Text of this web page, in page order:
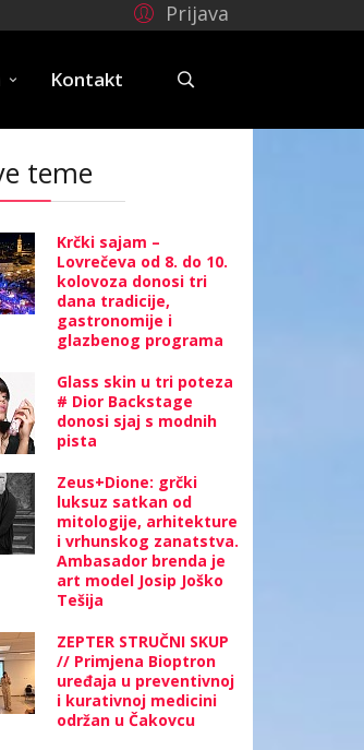
Prijava
Kontakt
teme
Krčki sajam –
Lovrečeva od 8. do 10.
kolovoza donosi tri
dana tradicije,
gastronomije i
glazbenog programa
Glass skin u tri poteza
# Dior Backstage
donosi sjaj s modnih
pista
Zeus+Dione: grčki
luksuz satkan od
mitologije, arhitekture
i vrhunskog zanatstva.
Ambasador brenda je
art model Josip Joško
Tešija
ZEPTER STRUČNI SKUP
// Primjena Bioptron
uređaja u preventivnoj
i kurativnoj medicini
održan u Čakovcu